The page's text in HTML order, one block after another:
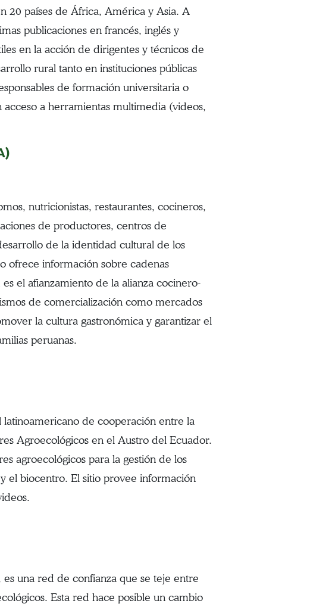
20 países de África, América y Asia. A
publicaciones en francés, inglés y
en la acción de dirigentes y técnicos de
rural tanto en instituciones públicas
de formación universitaria o
a herramientas multimedia (videos,
nutricionistas, restaurantes, cocineros,
de productores, centros de
de la identidad cultural de los
ofrece información sobre cadenas
el afianzamiento de la alianza cocinero-
de comercialización como mercados
la cultura gastronómica y garantizar el
peruanas.
de cooperación entre la
Agroecológicos en el Austro del Ecuador.
agroecológicos para la gestión de los
el biocentro. El sitio provee información
una red de confianza que se teje entre
Esta red hace posible un cambio